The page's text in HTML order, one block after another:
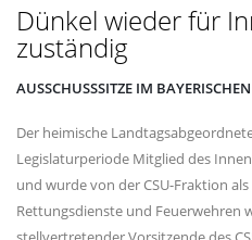
Dünkel wieder für
zuständig
AUSSCHUSSSITZE IM
Der heimische
Legislaturperiode Mitglied des
und wurde von der CSU-Fraktion
Rettungsdienste und Feuerwehren